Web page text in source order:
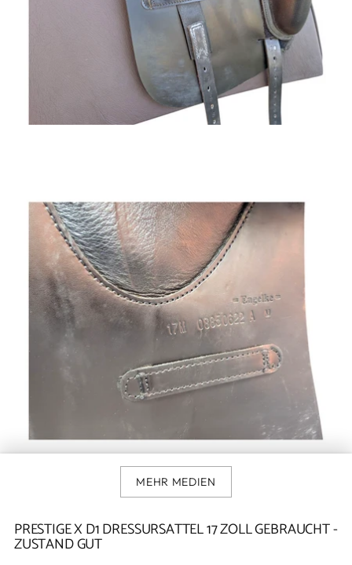
MEHR MEDIEN
PRESTIGE X D1 DRESSURSATTEL 17 ZOLL GEBRAUCHT -
ZUSTAND GUT